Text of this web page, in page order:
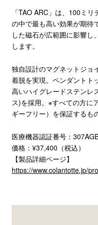
「TAO ARC」は、100ミ
の中で最も高い効果が期待
した磁石が広範囲に影響し
します。
独自設計のマグネットジョ
着脱を実現。ペンダントト
高いハイグレードステンレ
ス)を採用。※すべての方に
ギーフリー）を保証するも
医療機器認証番号：
価格：¥37,400（税込）
【製品詳細ページ】
https://www.colantotte.jp/